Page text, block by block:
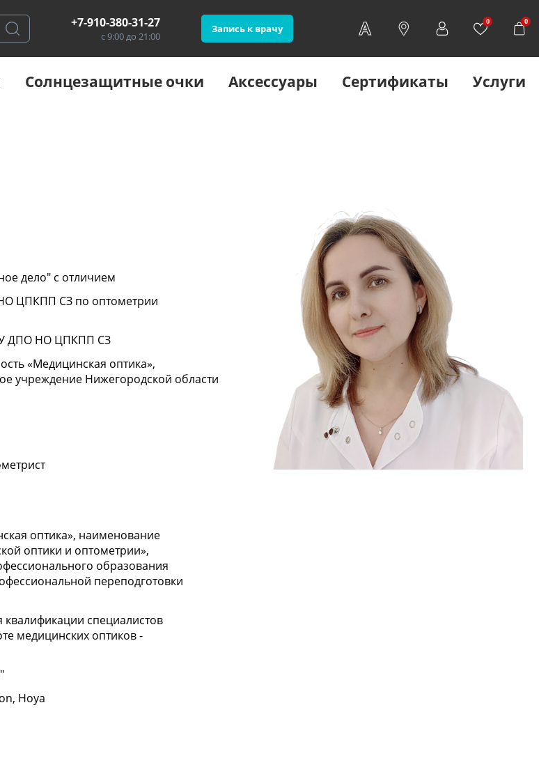
+7-910-380-31-27
с 9:00 до 21:00
Запись к врачу
0 0
Солнцезащитные очки Аксессуары Сертификаты Услуги
дело" с отличием
ЦПКПП СЗ по оптометрии
ДПО НО ЦПКПП СЗ
«Медицинская оптика»,
учреждение Нижегородской области
оптика», наименование
оптики и оптометрии»,
образования
переподготовки
специалистов
медицинских оптиков -
Hoya